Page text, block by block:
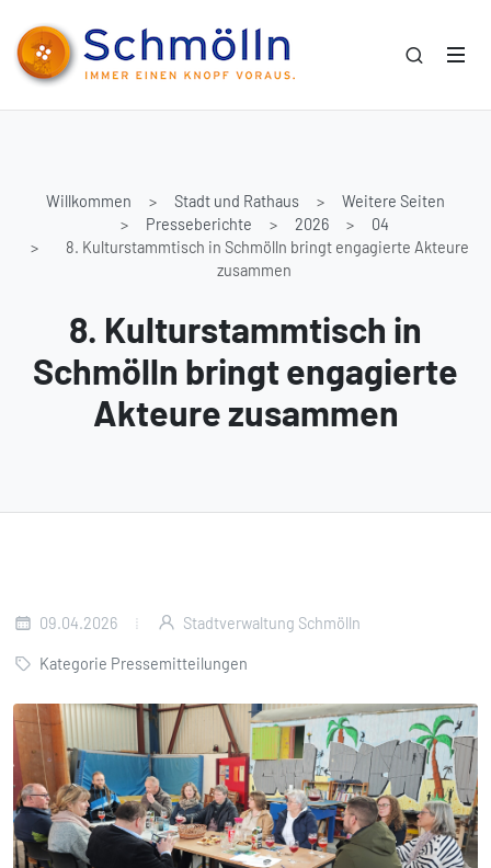
Willkommen Stadt und Rathaus
Weitere Seiten
Presseberichte
2026
04
8. Kulturstammtisch in Schmölln bringt engagierte Akteure
zusammen
8. Kulturstammtisch in
Schmölln bringt engagierte
Akteure zusammen
09.04.2026 Stadtverwaltung Schmölln
Kategorie Pressemitteilungen